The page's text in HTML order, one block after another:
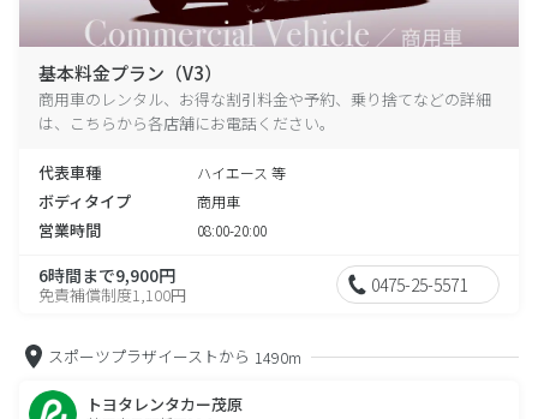
基本料金プラン（V3）
商用車のレンタル、お得な割引料金や予約、乗り捨てなどの詳細
は、こちらから各店舗にお電話ください。
代表車種 ハイエース 等
ボディタイプ 商用車
営業時間 08:00-20:00
6時間まで9,900円
免責補償制度1,100円 0475-25-5571
スポーツプラザイーストから 1490m
トヨタレンタカー茂原